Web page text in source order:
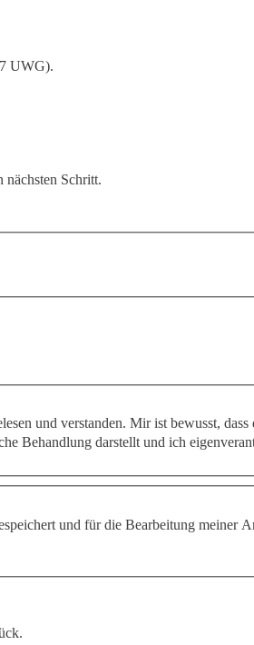
UWG).
Schritt.
und verstanden. Mir ist bewusst, dass
Behandlung darstellt und ich
und für die Bearbeitung meiner